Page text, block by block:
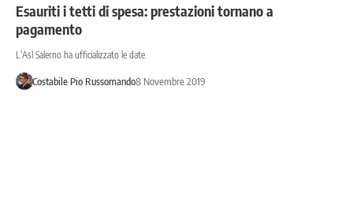
Esauriti i tetti di spesa: prestazioni tornano a
pagamento
L'Asl Salerno ha ufficializzato le date
Costabile Pio Russomando8 Novembre 2019